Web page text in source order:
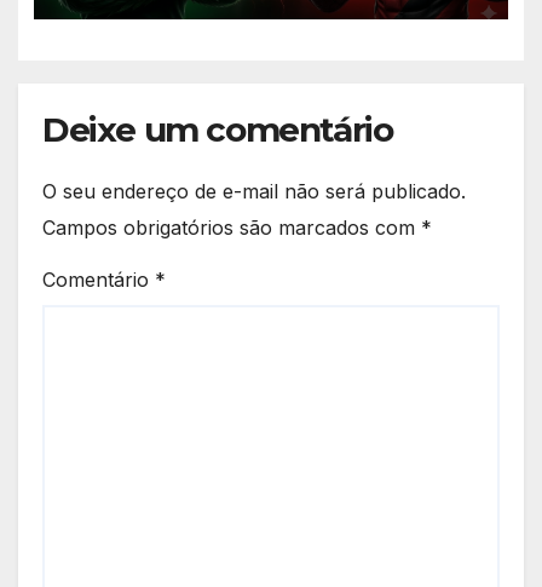
Deixe um comentário
O seu endereço de e-mail não será publicado.
Campos obrigatórios são marcados com *
Comentário *